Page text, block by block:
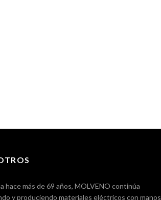
hace más de 69 años, MOLVENO continúa
y produciendo materiales eléctricos con manos